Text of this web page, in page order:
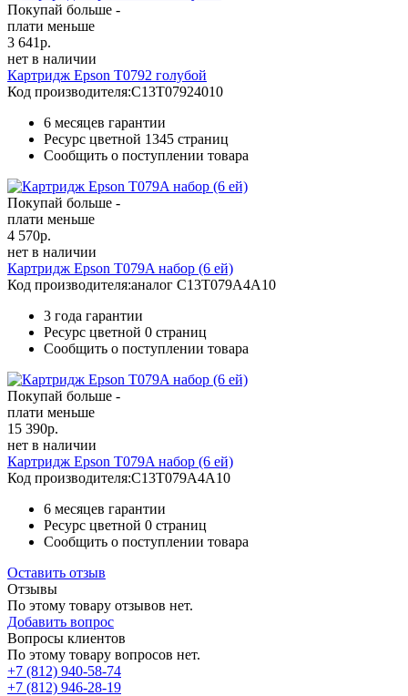
Покупай больше -
плати меньше
3 641р.
нет в наличии
Картридж Epson T0792 голубой
Код производителя:C13T07924010
6 месяцев гарантии
Ресурс цветной 1345 страниц
Сообщить о поступлении товара
Покупай больше -
плати меньше
4 570р.
нет в наличии
Картридж Epson T079A набор (6 ей)
Код производителя:аналог C13T079A4A10
3 года гарантии
Ресурс цветной 0 страниц
Сообщить о поступлении товара
Покупай больше -
плати меньше
15 390р.
нет в наличии
Картридж Epson T079A набор (6 ей)
Код производителя:C13T079A4A10
6 месяцев гарантии
Ресурс цветной 0 страниц
Сообщить о поступлении товара
Оставить отзыв
Отзывы
По этому товару отзывов нет.
Добавить вопрос
Вопросы клиентов
По этому товару вопросов нет.
+7 (812) 940-58-74
+7 (812) 946-28-19